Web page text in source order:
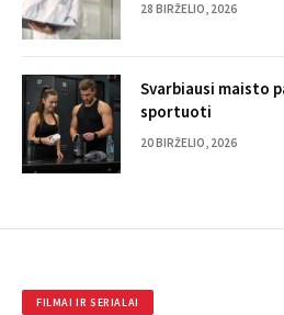
28 BIRŽELIO, 2026
Svarbiausi maisto
sportuoti
20 BIRŽELIO, 2026
FILMAI IR SERIALAI